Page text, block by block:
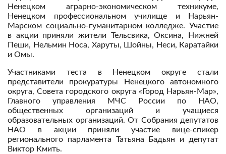
Ненецком аграрно-экономическом техникуме,
Ненецком профессиональном училище и Нарьян-
Марском социально-гуманитарном колледже. Участие
в акции приняли жители Тельсвика, Оксина, Нижней
Пеши, Нельмин Носа, Харуты, Шойны, Неси, Каратайки
и Омы.
Участниками теста в Ненецком округе стали
представители прокуратуры Ненецкого автономного
округа, Совета городского округа «Город Нарьян-Мар»,
Главного управления МЧС России по НАО,
общественных организаций и учащиеся
образовательных организаций. От Собрания депутатов
НАО в акции приняли участие вице-спикер
регионального парламента Татьяна Бадьян и депутат
Виктор Кмить.